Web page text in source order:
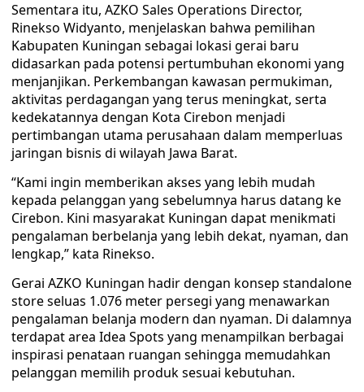
Sementara itu, AZKO Sales Operations Director,
Rinekso Widyanto, menjelaskan bahwa pemilihan
Kabupaten Kuningan sebagai lokasi gerai baru
didasarkan pada potensi pertumbuhan ekonomi yang
menjanjikan. Perkembangan kawasan permukiman,
aktivitas perdagangan yang terus meningkat, serta
kedekatannya dengan Kota Cirebon menjadi
pertimbangan utama perusahaan dalam memperluas
jaringan bisnis di wilayah Jawa Barat.
“Kami ingin memberikan akses yang lebih mudah
kepada pelanggan yang sebelumnya harus datang ke
Cirebon. Kini masyarakat Kuningan dapat menikmati
pengalaman berbelanja yang lebih dekat, nyaman, dan
lengkap,” kata Rinekso.
Gerai AZKO Kuningan hadir dengan konsep standalone
store seluas 1.076 meter persegi yang menawarkan
pengalaman belanja modern dan nyaman. Di dalamnya
terdapat area Idea Spots yang menampilkan berbagai
inspirasi penataan ruangan sehingga memudahkan
pelanggan memilih produk sesuai kebutuhan.